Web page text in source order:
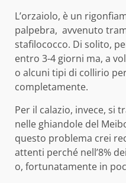
L’orzaiolo, è un
palpebra, avvenuto
stafilococco. Di solito,
entro 3-4 giorni ma, a
o alcuni tipi di collirio
completamente.
Per il calazio, invece, si
nelle ghiandole del
questo problema crei
attenti perché nell’8%
o, fortunatamente in